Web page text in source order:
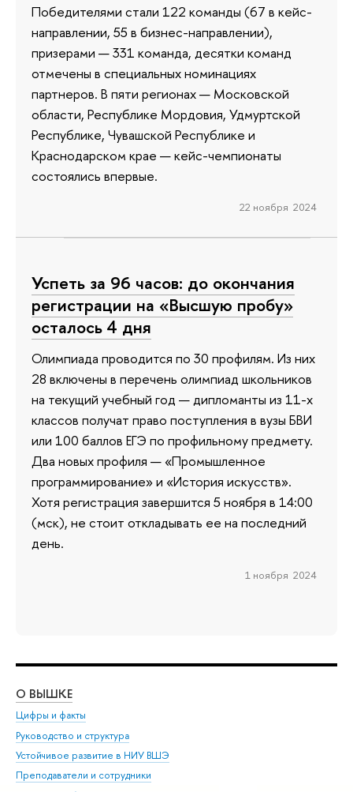
Победителями стали 122 команды (67 в кейс-
направлении, 55 в бизнес-направлении),
призерами — 331 команда, десятки команд
отмечены в специальных номинациях
партнеров. В пяти регионах — Московской
области, Республике Мордовия, Удмуртской
Республике, Чувашской Республике и
Краснодарском крае — кейс-чемпионаты
состоялись впервые.
22 ноября 2024
Успеть за 96 часов: до окончания
регистрации на «Высшую пробу»
осталось 4 дня
Олимпиада проводится по 30 профилям. Из них
28 включены в перечень олимпиад школьников
на текущий учебный год — дипломанты из 11-х
классов получат право поступления в вузы БВИ
или 100 баллов ЕГЭ по профильному предмету.
Два новых профиля — «Промышленное
программирование» и «История искусств».
Хотя регистрация завершится 5 ноября в 14:00
(мск), не стоит откладывать ее на последний
день.
1 ноября 2024
О ВЫШКЕ
Цифры и факты
Руководство и структура
Устойчивое развитие в НИУ ВШЭ
Преподаватели и сотрудники